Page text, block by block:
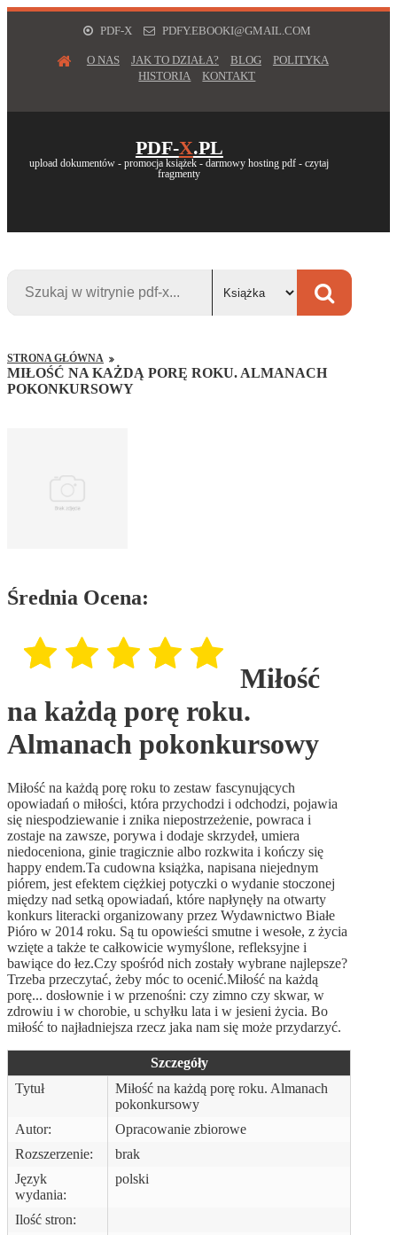
PDF-X PDFY.EBOOKI@GMAIL.COM
O NAS JAK TO DZIAŁA? BLOG
POLITYKA
HISTORIA
KONTAKT
PDF-X.PL
upload dokumentów - promocja książek - darmowy hosting pdf - czytaj
fragmenty
STRONA GŁÓWNA
MIŁOŚĆ NA KAŻDĄ PORĘ ROKU. ALMANACH
POKONKURSOWY
Średnia Ocena:
Miłość
na każdą porę roku.
Almanach pokonkursowy
Miłość na każdą porę roku to zestaw fascynujących
opowiadań o miłości, która przychodzi i odchodzi, pojawia
się niespodziewanie i znika niepostrzeżenie, powraca i
zostaje na zawsze, porywa i dodaje skrzydeł, umiera
niedoceniona, ginie tragicznie albo rozkwita i kończy się
happy endem.Ta cudowna książka, napisana niejednym
piórem, jest efektem ciężkiej potyczki o wydanie stoczonej
między nad setką opowiadań, które napłynęły na otwarty
konkurs literacki organizowany przez Wydawnictwo Białe
Pióro w 2014 roku. Są tu opowieści smutne i wesołe, z życia
wzięte a także te całkowicie wymyślone, refleksyjne i
bawiące do łez.Czy spośród nich zostały wybrane najlepsze?
Trzeba przeczytać, żeby móc to ocenić.Miłość na każdą
porę... dosłownie i w przenośni: czy zimno czy skwar, w
zdrowiu i w chorobie, u schyłku lata i w jesieni życia. Bo
miłość to najładniejsza rzecz jaka nam się może przydarzyć.
Szczegóły
Tytuł
Miłość na każdą porę roku. Almanach
pokonkursowy
Autor:
Opracowanie zbiorowe
Rozszerzenie:
brak
Język
wydania:
polski
Ilość stron: